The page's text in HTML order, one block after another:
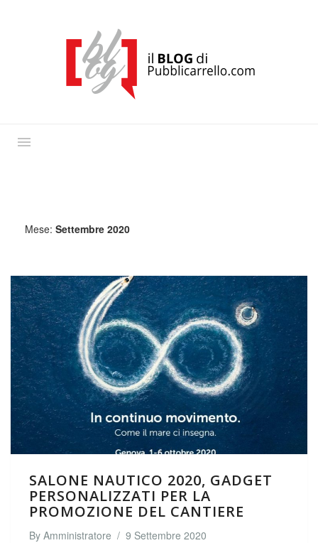
Mese: Settembre 2020
SALONE NAUTICO 2020, GADGET
PERSONALIZZATI PER LA
PROMOZIONE DEL CANTIERE
By Amministratore / 9 Settembre 2020